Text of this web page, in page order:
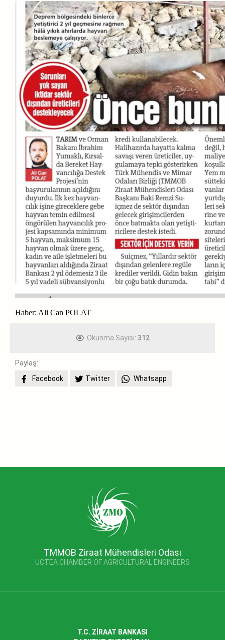
Haber: Ali Can POLAT
Okunma Sayısı: 312
Paylaş:
Facebook
Twitter Whatsapp
TMMOB Ziraat Mühendisleri Odası
UCTEA CHAMBER OF AGRICULTURAL ENGINEERS
T.C. ZİRAAT BANKASI